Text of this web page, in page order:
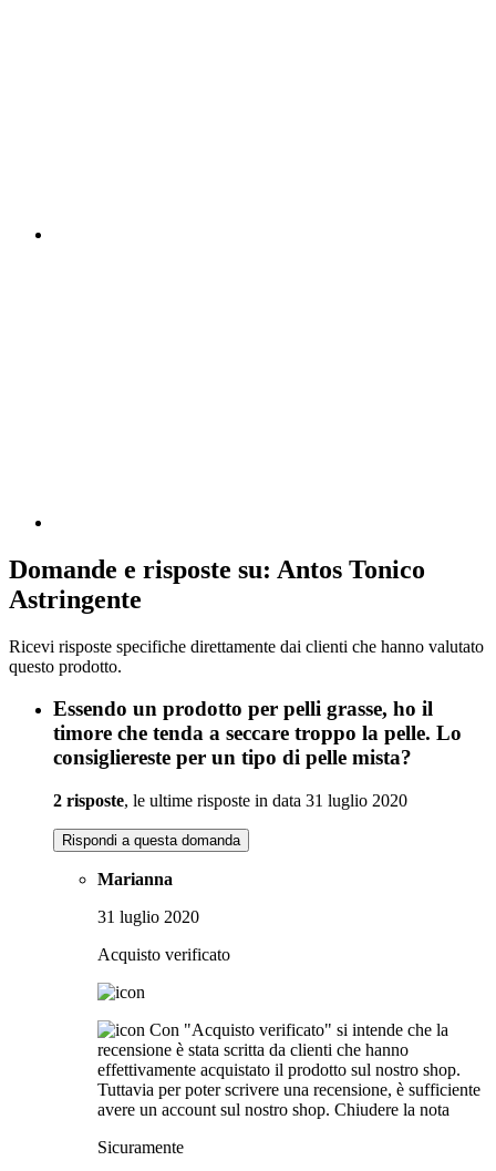
Domande e risposte su: Antos Tonico
Astringente
Ricevi risposte specifiche direttamente dai clienti che hanno valutato
questo prodotto.
Essendo un prodotto per pelli grasse, ho il
timore che tenda a seccare troppo la pelle. Lo
consigliereste per un tipo di pelle mista?
2 risposte, le ultime risposte in data 31 luglio 2020
Rispondi a questa domanda
Marianna
31 luglio 2020
Acquisto verificato
Con "Acquisto verificato" si intende che la
recensione è stata scritta da clienti che hanno
effettivamente acquistato il prodotto sul nostro shop.
Tuttavia per poter scrivere una recensione, è sufficiente
avere un account sul nostro shop. Chiudere la nota
Sicuramente